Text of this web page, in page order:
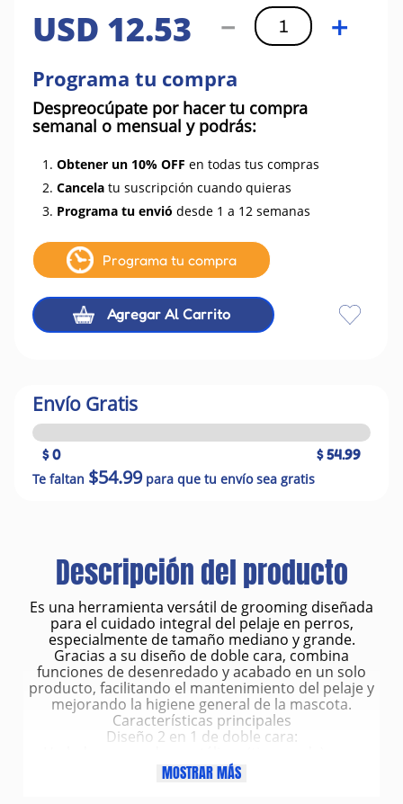
USD 12.53 ＋
－
Programa tu compra
Despreocúpate por hacer tu compra
semanal o mensual y podrás:
1. Obtener un 10% OFF en todas tus compras
2. Cancela tu suscripción cuando quieras
3. Programa tu envió desde 1 a 12 semanas
Programa tu compra
Agregar Al Carrito
Envío Gratis
$ 0 $ 54.99
Te faltan $54.99para que tu envío sea gratis
Descripción del producto
Es una herramienta versátil de grooming diseñada
para el cuidado integral del pelaje en perros,
especialmente de tamaño mediano y grande.
Gracias a su diseño de doble cara, combina
funciones de desenredado y acabado en un solo
producto, facilitando el mantenimiento del pelaje y
mejorando la higiene general de la mascota.
Características principales
Diseño 2 en 1 de doble cara:
eliminar nudos y pelo muerto.
Otro lado con cerdas suaves para alisar y dar brillo
MOSTRAR MÁS